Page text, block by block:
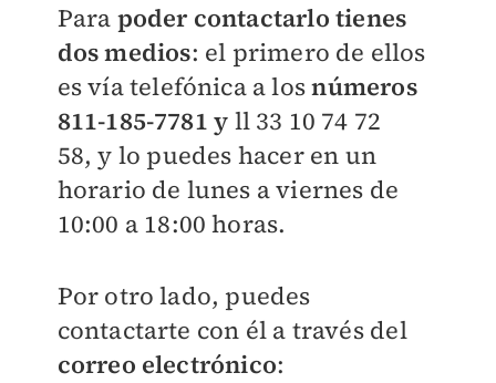
Para poder contactarlo tienes
dos medios: el primero de ellos
es vía telefónica a losnúmeros
811-185-7781 y ll 33 10 74 72
58,y lo puedes hacer en un
horario de lunes a viernes de
10:00 a 18:00 horas.
Por otro lado, puedes
contactarte con él a través del
correo electrónico: